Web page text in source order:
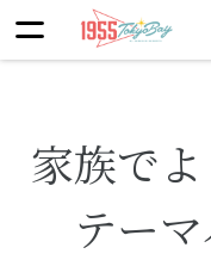
家族で
テー